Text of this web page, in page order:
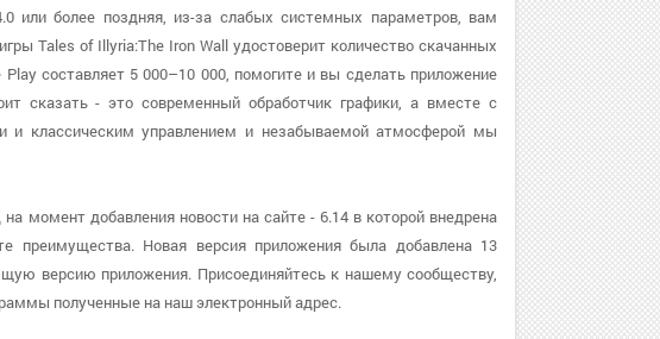
или более поздняя, из-за слабых системных параметров, вам
Tales of Illyria:The Iron Wall удостоверит количество скачанных
составляет 5 000–10 000, помогите и вы сделать приложение
сказать - это современный обработчик графики, а вместе с
и классическим управлением и незабываемой атмосферой мы
момент добавления новости на сайте - 6.14 в которой внедрена
преимущества. Новая версия приложения была добавлена 13
версию приложения. Присоединяйтесь к нашему сообществу,
полученные на наш электронный адрес.